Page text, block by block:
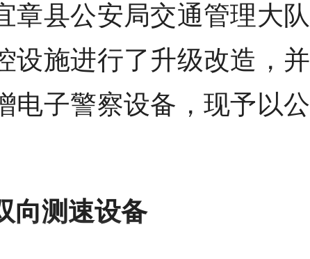
章县公安局交通管理大队
设施进行了升级改造，并
电子警察设备，现予以公
向测速设备